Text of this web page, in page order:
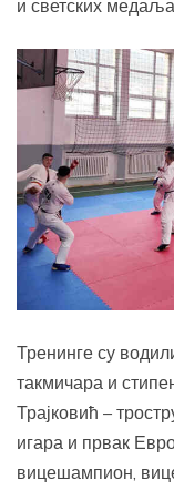
и светских
Тренинге су
такмичара и
Трајковић –
игара и првак
вицешампион,